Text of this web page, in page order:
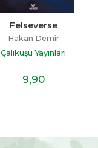
Felseverse
Hakan Demir
Çalıkuşu Yayınları
9,90